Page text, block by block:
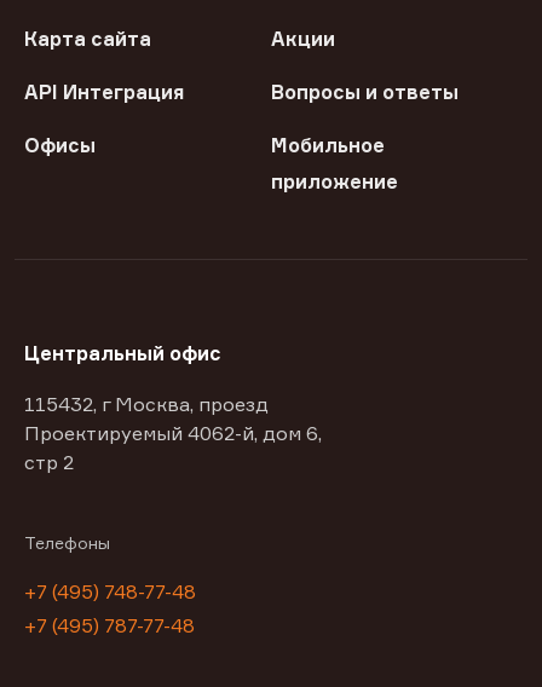
Карта сайта Акции
API Интеграция Вопросы и ответы
Офисы
Мобильное
приложение
Центральный офис
115432, г Москва, проезд
Проектируемый 4062-й, дом 6,
стр 2
Телефоны
+7 (495) 748-77-48
+7 (495) 787-77-48